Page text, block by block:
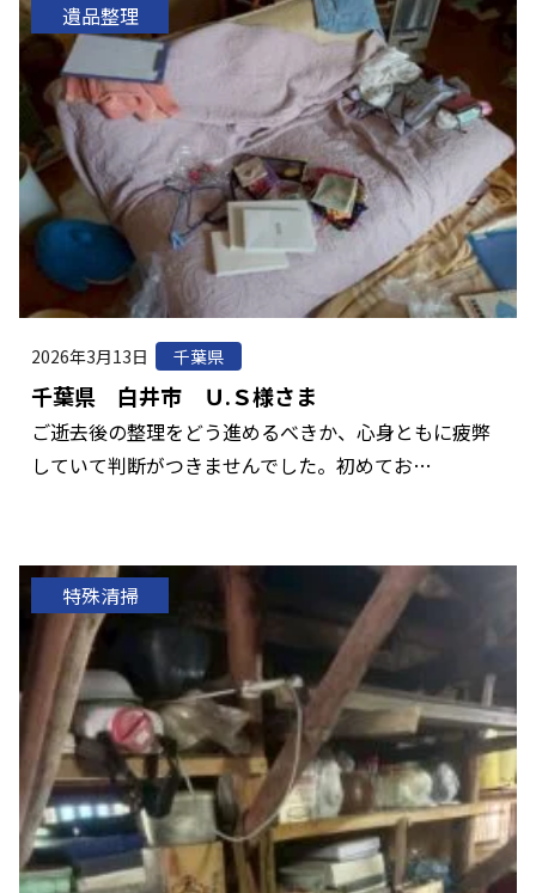
遺品整理
2026年3月13日 千葉県
千葉県 白井市 Ｕ.Ｓ様さま
ご逝去後の整理をどう進めるべきか、心身ともに疲弊
していて判断がつきませんでした。初めてお…
特殊清掃